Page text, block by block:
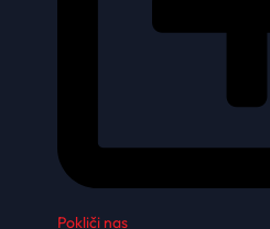
Pokliči nas